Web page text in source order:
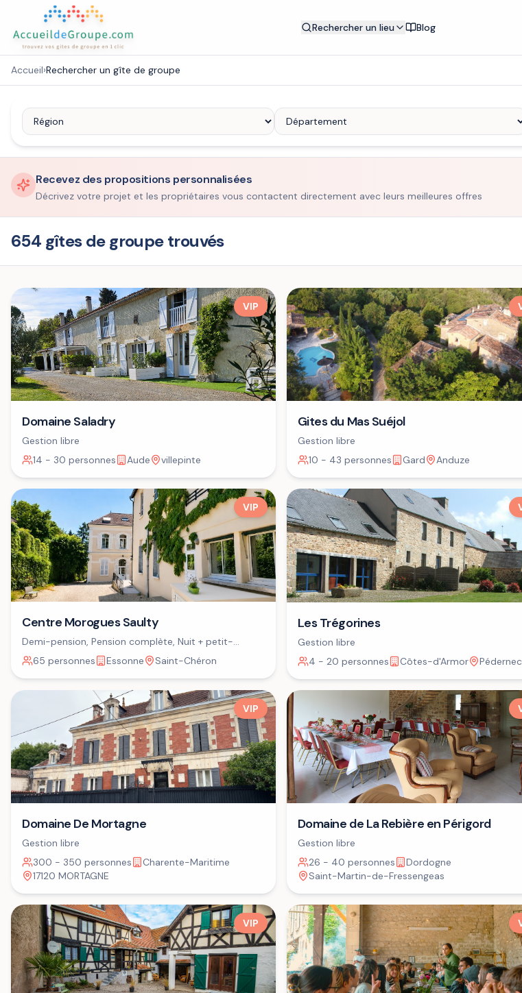
Rechercher un lieu Blog
Accueil›Rechercher un gîte de groupe
Recevez des propositions personnalisées
Décrivez votre projet et les propriétaires vous contactent directement avec leurs meilleures offres
654 gîtes de groupe trouvés
VIP
Domaine Saladry
Gestion libre
14 - 30 personnes
Aude villepinte
Gites du Mas Suéjol
Gestion libre
10 - 43 personnes
Gard Anduze
VIP
Centre Morogues Saulty
Demi-pension, Pension complète, Nuit + petit-
déjeuner
65 personnes Essonne Saint-Chéron
Les Trégorines
Gestion libre
4 - 20 personnes
Côtes-d'Armor Pédernec
VIP
Domaine De Mortagne
Gestion libre
300 - 350 personnes
Charente-Maritime
17120 MORTAGNE
Domaine de La Rebière en Périgord
Gestion libre
26 - 40 personnes
Dordogne
Saint-Martin-de-Fressengeas
VIP